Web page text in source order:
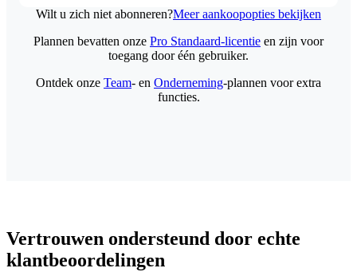
Wilt u zich niet abonneren?Meer aankoopopties bekijken
Plannen bevatten onze Pro Standaard-licentie en zijn voor
toegang door één gebruiker.
Ontdek onze Team- en Onderneming-plannen voor extra
functies.
Vertrouwen ondersteund door echte
klantbeoordelingen